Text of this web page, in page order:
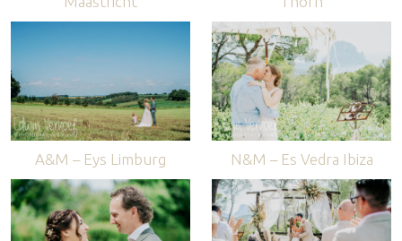
A&M – Eys Limburg N&M – Es Vedra Ibiza